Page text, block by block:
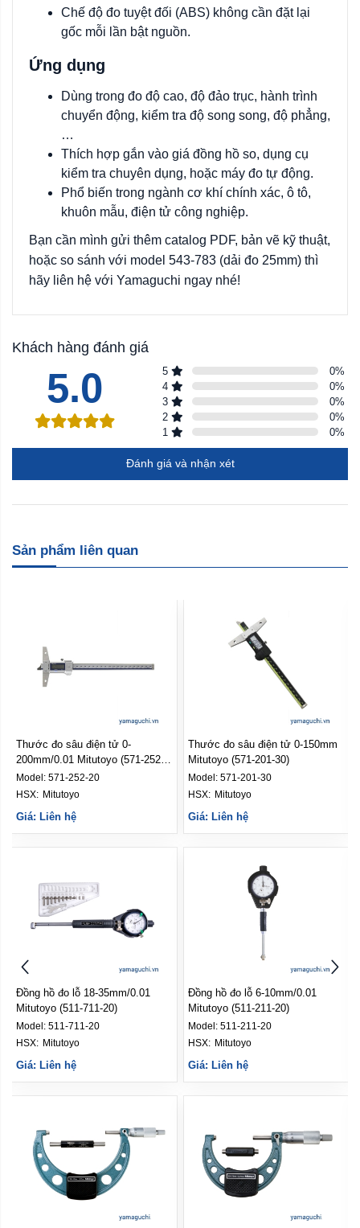
Chế độ đo tuyệt đối (ABS) không cần đặt lại
gốc mỗi lần bật nguồn.
Ứng dụng
Dùng trong đo độ cao, độ đảo trục, hành trình
chuyển động, kiểm tra độ song song, độ phẳng,
…
Thích hợp gắn vào giá đồng hồ so, dụng cụ
kiểm tra chuyên dụng, hoặc máy đo tự động.
Phổ biến trong ngành cơ khí chính xác, ô tô,
khuôn mẫu, điện tử công nghiệp.
Bạn cần mình gửi thêm catalog PDF, bản vẽ kỹ thuật,
hoặc so sánh với model 543-783 (dải đo 25mm) thì
hãy liên hệ với Yamaguchi ngay nhé!
Khách hàng đánh giá
5.0 5 0%
4
0%
3
0%
2
0%
1
0%
Đánh giá và nhận xét
Sản phẩm liên quan
Thước đo sâu điện tử 0-
200mm/0.01 Mitutoyo (571-252-
20)
Model: 571-252-20
Mitutoyo
Giá: Liên hệ
Thước đo sâu điện tử 0-150mm
Mitutoyo (571-201-30)
Model: 571-201-30
HSX: Mitutoyo
Giá: Liên hệ
Đồng hồ đo lỗ 18-35mm/0.01
Mitutoyo (511-711-20)
Model: 511-711-20
Mitutoyo
Giá: Liên hệ
Đồng hồ đo lỗ 6-10mm/0.01
Mitutoyo (511-211-20)
Model: 511-211-20
HSX: Mitutoyo
Giá: Liên hệ